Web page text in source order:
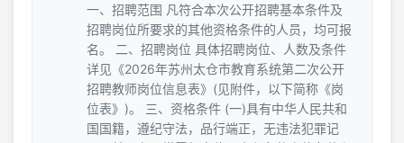
一、招聘范围 凡符合本次公开招聘基本条件及
招聘岗位所要求的其他资格条件的人员，均可报
名。 二、招聘岗位 具体招聘岗位、人数及条件
详见《2026年苏州太仓市教育系统第二次公开
招聘教师岗位信息表》(见附件，以下简称《岗
位表》)。 三、资格条件 (一)具有中华人民共和
国国籍，遵纪守法，品行端正，无违法犯罪记